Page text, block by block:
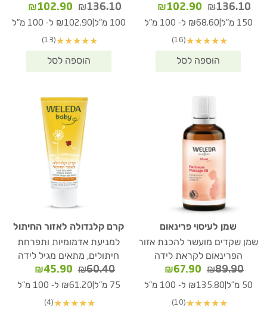
₪136.10
המחיר
המקורי
₪136.10.
₪102.90
המחיר
הנוכחי
150 מ"ל ₪68.60 ל- 100 מ"ל
★
★
★
★
★
(16)
₪136.10
המחיר
המקורי
₪136.10.
₪102.90
הנוכחי
100 מ"ל ₪102.90 ל- 100 מ"ל
★
★
★
★
★
(13)
שמן לעיסוי פרינאום
שמן שקדים מועשר להכנת אזור
הפרינאום לקראת לידה
₪89.90
המחיר
המקורי
₪89.90.
₪67.90
המחיר
הנוכחי
50 מ"ל ₪135.80 ל- 100 מ"ל
★
★
★
★
★
(10)
קרם קלנדולה לאזור החיתול
למניעת אדמומיות ותפרחת
חיתולים, מתאים מגיל לידה
₪60.40
המחיר
המקורי
₪60.40.
₪45.90
הנוכחי
75 מ"ל ₪61.20 ל- 100 מ"ל
★
★
★
★
★
(4)